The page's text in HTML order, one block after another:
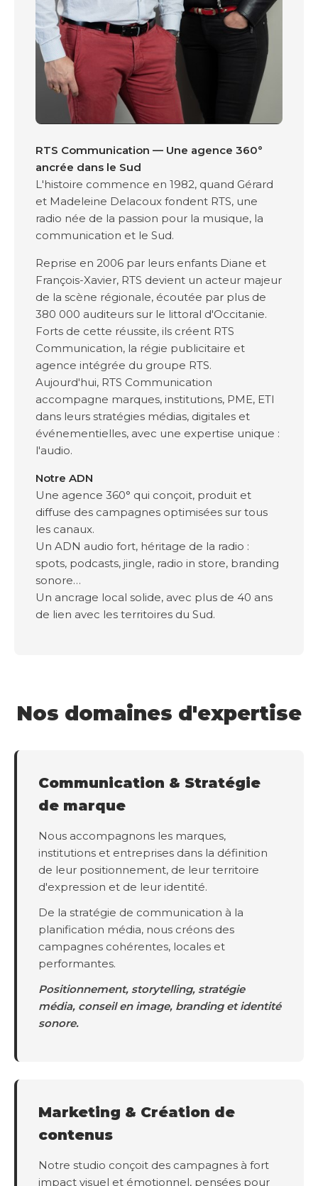
RTS Communication — Une agence 360°
ancrée dans le Sud
L'histoire commence en 1982, quand Gérard
et Madeleine Delacoux fondent RTS, une
radio née de la passion pour la musique, la
communication et le Sud.
Reprise en 2006 par leurs enfants Diane et
François-Xavier, RTS devient un acteur majeur
de la scène régionale, écoutée par plus de
380 000 auditeurs sur le littoral d'Occitanie.
Forts de cette réussite, ils créent RTS
Communication, la régie publicitaire et
agence intégrée du groupe RTS.
Aujourd'hui, RTS Communication
accompagne marques, institutions, PME, ETI
dans leurs stratégies médias, digitales et
événementielles, avec une expertise unique :
l'audio.
Notre ADN
Une agence 360° qui conçoit, produit et
diffuse des campagnes optimisées sur tous
les canaux.
Un ADN audio fort, héritage de la radio :
spots, podcasts, jingle, radio in store, branding
sonore…
Un ancrage local solide, avec plus de 40 ans
de lien avec les territoires du Sud.
Nos domaines d'expertise
Communication & Stratégie
de marque
Nous accompagnons les marques,
institutions et entreprises dans la définition
de leur positionnement, de leur territoire
d'expression et de leur identité.
De la stratégie de communication à la
planification média, nous créons des
campagnes cohérentes, locales et
performantes.
Positionnement, storytelling, stratégie
média, conseil en image, branding et identité
sonore.
Marketing & Création de
contenus
Notre studio conçoit des campagnes à fort
impact visuel et émotionnel, pensées pour